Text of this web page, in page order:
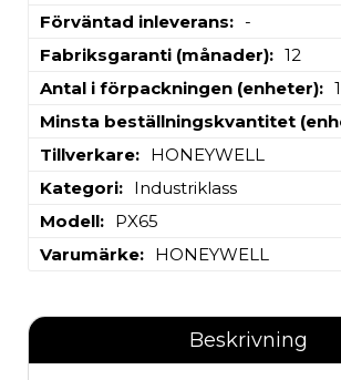
Förväntad inleverans
-
Fabriksgaranti (månader)
12
Antal i förpackningen (enheter)
1
Minsta beställningskvantitet
Tillverkare
HONEYWELL
Kategori
Industriklass
Modell
PX65
Varumärke
HONEYWELL
Beskrivning